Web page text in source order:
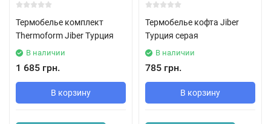
Термобелье комплект
Thermoform Jiber Турция
В наличии
1 685 грн.
В корзину
Термобелье кофта Jiber
Турция серая
В наличии
785 грн.
В корзину